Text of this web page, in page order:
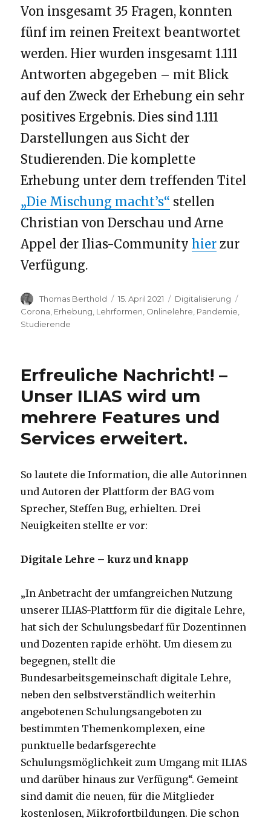
Von insgesamt 35 Fragen, konnten
fünf im reinen Freitext beantwortet
werden. Hier wurden insgesamt 1.111
Antworten abgegeben – mit Blick
auf den Zweck der Erhebung ein sehr
positives Ergebnis. Dies sind 1.111
Darstellungen aus Sicht der
Studierenden. Die komplette
Erhebung unter dem treffenden Titel
„Die Mischung macht’s“ stellen
Christian von Derschau und Arne
Appel der Ilias-Communityhier zur
Verfügung.
Autor
Thomas Berthold
Veröffentlicht
am
15. April 2021 Kategorien
Digitalisierung
Corona Erhebung Lehrformen Onlinelehre Pandemie
Studierende
Erfreuliche Nachricht! –
Unser ILIAS wird um
mehrere Features und
Services erweitert.
So lautete die Information, die alle Autorinnen
und Autoren der Plattform der BAG vom
Sprecher, Steffen Bug, erhielten. Drei
Neuigkeiten stellte er vor:
Digitale Lehre – kurz und knapp
„In Anbetracht der umfangreichen Nutzung
unserer ILIAS-Plattform für die digitale Lehre,
hat sich der Schulungsbedarf für Dozentinnen
und Dozenten rapide erhöht. Um diesem zu
begegnen, stellt die
Bundesarbeitsgemeinschaft digitale Lehre,
neben den selbstverständlich weiterhin
angebotenen Schulungsangeboten zu
bestimmten Themenkomplexen, eine
punktuelle bedarfsgerechte
Schulungsmöglichkeit zum Umgang mit ILIAS
und darüber hinaus zur Verfügung“. Gemeint
sind damit die neuen, für die Mitglieder
kostenlosen, Mikrofortbildungen. Die schon